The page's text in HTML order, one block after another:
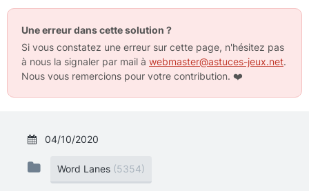
Une erreur dans cette solution ?
Si vous constatez une erreur sur cette page, n'hésitez pas
à nous la signaler par mail à webmaster@astuces-jeux.net.
Nous vous remercions pour votre contribution. ❤️
04/10/2020
Word Lanes (5354)